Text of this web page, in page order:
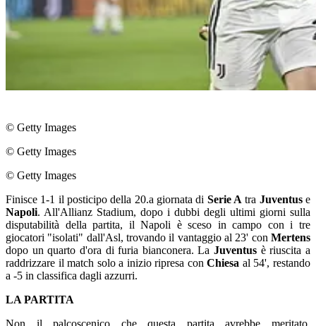
© Getty Images
© Getty Images
© Getty Images
Finisce 1-1 il posticipo della 20.a giornata di Serie A tra Juventuse
Napoli. All'Allianz Stadium, dopo i dubbi degli ultimi giorni sulla
disputabilità della partita, il Napoli è sceso in campo con i tre
giocatori "isolati" dall'Asl, trovando il vantaggio al 23' con Mertens
dopo un quarto d'ora di furia bianconera. LaJuventus è riuscita a
raddrizzare il match solo a inizio ripresa conChiesa al 54', restando
a -5 in classifica dagli azzurri.
LA PARTITA
Non il palcoscenico che questa partita avrebbe meritato,